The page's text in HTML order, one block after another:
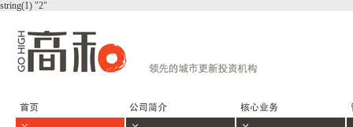
string(1) "2"